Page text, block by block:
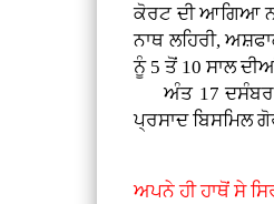
ਕੋਰਟ ਦੀ ਆਗਿਆ
ਨਾਥ ਲਹਿਰੀ,
ਨੂੰ 5 ਤੋਂ 10 ਸਾਲ
ਅੰਤ 17 ਦਸੰਬਰ
ਪ੍ਰਸਾਦ ਬਿਸਮਿਲ
ਅਪਨੇ ਹੀ ਹਾਥੋਂ ਸੇ